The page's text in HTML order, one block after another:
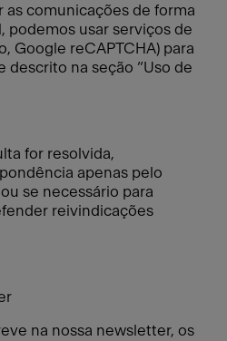
as comunicações de forma
podemos usar serviços de
Google reCAPTCHA) para
descrito na seção “Uso de
for resolvida,
apenas pelo
se necessário para
reivindicações
na nossa newsletter, os